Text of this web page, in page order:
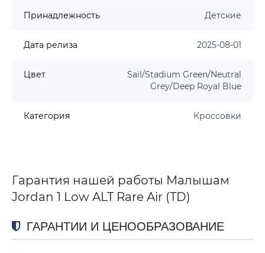
Принадлежность Детские
Дата релиза 2025-08-01
Цвет
Sail/Stadium Green/Neutral
Grey/Deep Royal Blue
Категория Кроссовки
Гарантия нашей работы Малышам
Jordan 1 Low ALT Rare Air (TD)
ГАРАНТИИ И ЦЕНООБРАЗОВАНИЕ